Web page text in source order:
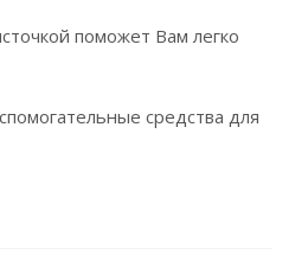
поможет Вам легко
средства для